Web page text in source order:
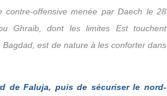
contre-offensive menée par Daech le 28
Ghraib, dont les limites Est touchent
est de nature à les conforter dans
de Faluja, puis de sécuriser le nord-